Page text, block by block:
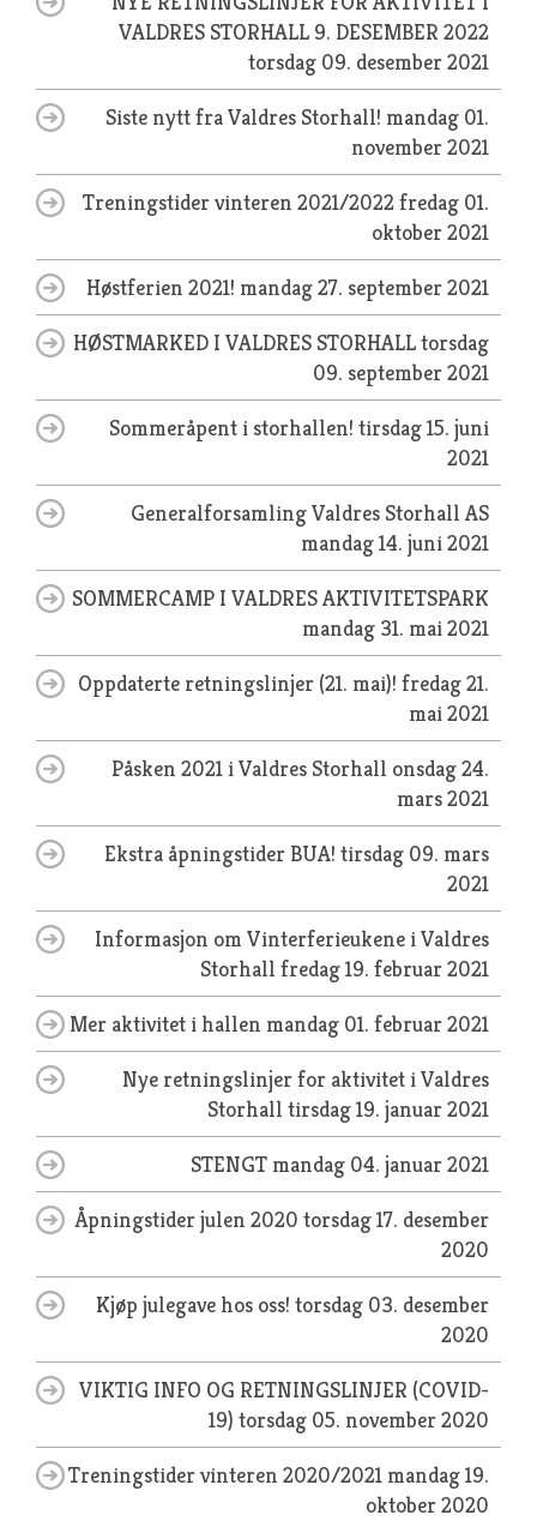
VALDRES STORHALL 9. DESEMBER 2022
torsdag 09. desember 2021
Siste nytt fra Valdres Storhall! mandag 01.
november 2021
Treningstider vinteren 2021/2022fredag 01.
oktober 2021
Høstferien 2021! mandag 27. september 2021
HØSTMARKED I VALDRES STORHALLtorsdag
09. september 2021
Sommeråpent i storhallen! tirsdag 15. juni
2021
Generalforsamling Valdres Storhall AS
mandag 14. juni 2021
SOMMERCAMP I VALDRES AKTIVITETSPARK
mandag 31. mai 2021
Oppdaterte retningslinjer (21. mai)! fredag 21.
mai 2021
Påsken 2021 i Valdres Storhall onsdag 24.
mars 2021
Ekstra åpningstider BUA! tirsdag 09. mars
2021
Informasjon om Vinterferieukene i Valdres
Storhall fredag 19. februar 2021
Mer aktivitet i hallen mandag 01. februar 2021
Nye retningslinjer for aktivitet i Valdres
Storhall tirsdag 19. januar 2021
STENGT mandag 04. januar 2021
Åpningstider julen 2020 torsdag 17. desember
2020
Kjøp julegave hos oss! torsdag 03. desember
2020
VIKTIG INFO OG RETNINGSLINJER (COVID-
19) torsdag 05. november 2020
Treningstider vinteren 2020/2021 mandag 19.
oktober 2020